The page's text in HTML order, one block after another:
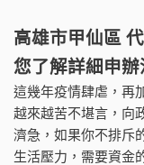
高雄市甲仙區
您了解詳細申辦
這幾年疫情肆虐，再
越來越苦不堪言，向
濟急，如果你不排斥
生活壓力，需要資金